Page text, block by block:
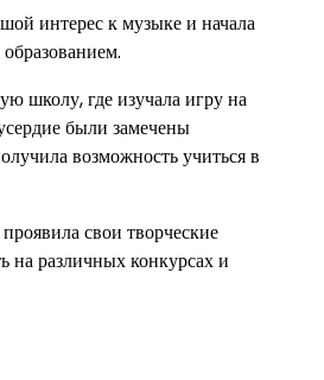
интерес к музыке и начала
школу, где изучала игру на
были замечены
возможность учиться в
свои творческие
на различных конкурсах и